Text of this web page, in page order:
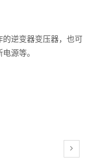
逆变器变压器，也可
源等。